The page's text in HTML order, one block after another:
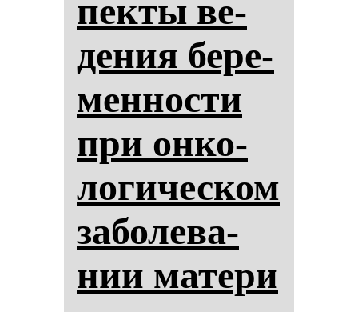
пек­ты ве­
де­ния бе­ре­
мен­нос­ти
при он­ко­
ло­ги­чес­ком
за­бо­ле­ва­
нии ма­те­ри